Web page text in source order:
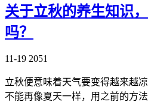
关于立秋的养生知识
吗？
11-19 2051
立秋便意味着天气要变得越来越
不能再像夏天一样，用之前的方